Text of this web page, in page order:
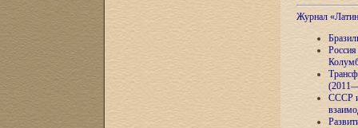
Журнал
СССР и